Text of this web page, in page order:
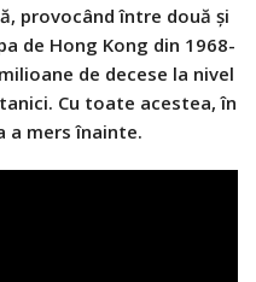
provocând între două și
de Hong Kong din 1968-
de decese la nivel
Cu toate acestea, în
a mers înainte.